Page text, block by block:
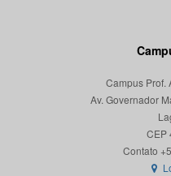
Campus Prof.
Av. Governador
CEP